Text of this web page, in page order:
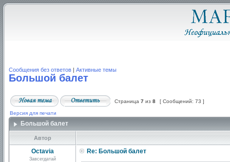
Сообщения без ответов | Активные темы
Большой балет
Страница 7 из 8 [ Сообщений: 73 ]
Версия для печати
Большой балет
Автор
Octavia
Завсегдатай
Re: Большой балет